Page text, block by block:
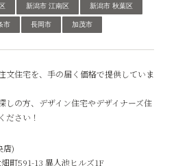
新潟市 江南区 新潟市 秋葉区
市 長岡市 加茂市
文住宅を、手の届く価格で提供していま
しの方、デザイン住宅やデザイナーズ住
ださい！
店)
町591-13 異人池ヒルズ1F